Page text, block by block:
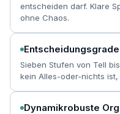
entscheiden darf. Klare
ohne Chaos.
Entscheidungsgrade
Sieben Stufen von Tell
kein Alles-oder-nichts
Dynamikrobuste